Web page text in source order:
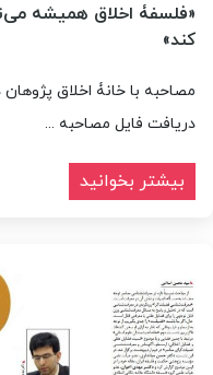
«فلسفۀ اخلاق همیشه
کند»
مصاحبه با خانۀ اخلاق
دریافت فایل مصاحبه ...
بیشتر بخوانید